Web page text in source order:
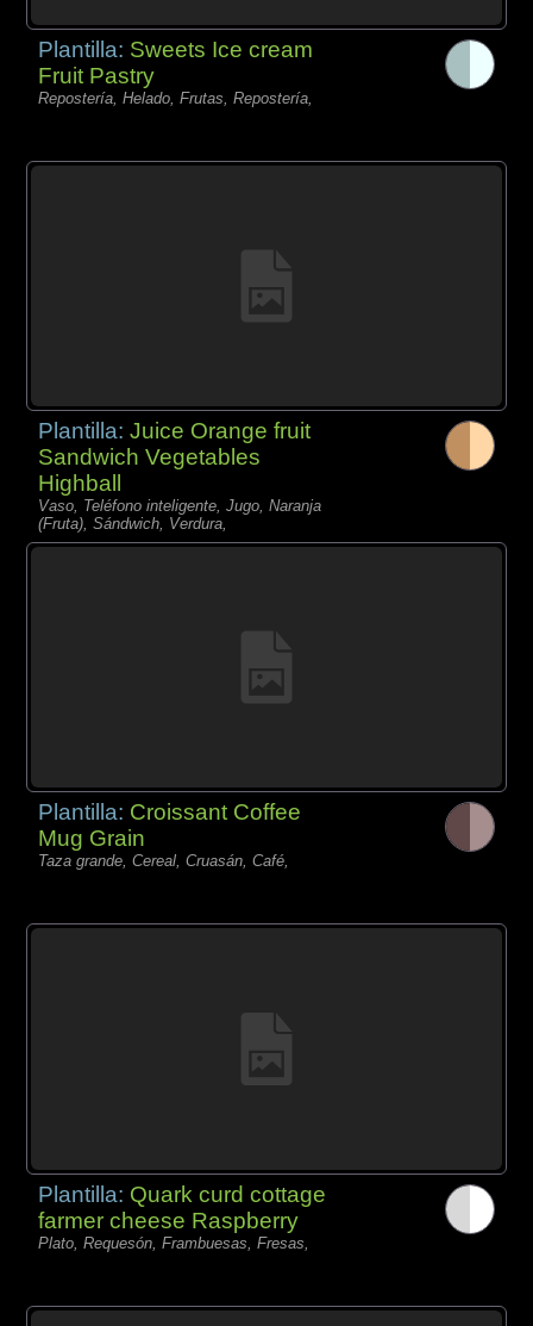
Plantilla: Sweets Ice cream
Fruit Pastry
Repostería, Helado, Frutas, Repostería,
Plantilla:Juice Orange fruit
Sandwich Vegetables
Highball
Vaso, Teléfono inteligente, Jugo, Naranja
(Fruta), Sándwich, Verdura,
Plantilla: Croissant Coffee
Mug Grain
Taza grande, Cereal, Cruasán, Café,
Plantilla: Quark curd cottage
farmer cheese Raspberry
Plato, Requesón, Frambuesas, Fresas,